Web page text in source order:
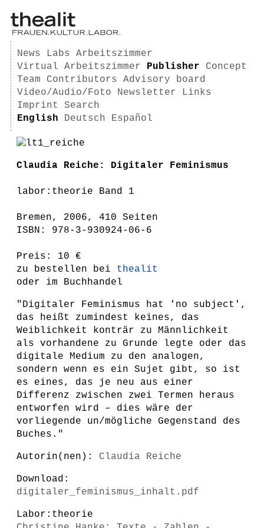
News Labs
Arbeitszimmer
Virtual Arbeitszimmer
Publisher
Concept
Team
Contributors
Advisory board
Video/Audio/Foto
Newsletter
Links
Imprint
Search
English
Deutsch Español
Claudia Reiche: Digitaler Feminismus
labor:theorie Band 1
Bremen, 2006, 410 Seiten
ISBN: 978-3-930924-06-6
Preis: 10 €
zu bestellen bei thealit
oder im Buchhandel
"Digitaler Feminismus hat 'no subject',
das heißt zumindest keines, das
Weiblichkeit konträr zu Männlichkeit
als vorhandene zu Grunde legte oder das
digitale Medium zu den analogen,
sondern wenn es ein Sujet gibt, so ist
es eines, das je neu aus einer
Differenz zwischen zwei Termen heraus
entworfen wird – dies wäre der
vorliegende un/mögliche Gegenstand des
Buches."
Autorin(nen): Claudia Reiche
Download:
digitaler_feminismus_inhalt.pdf
Labor:theorie